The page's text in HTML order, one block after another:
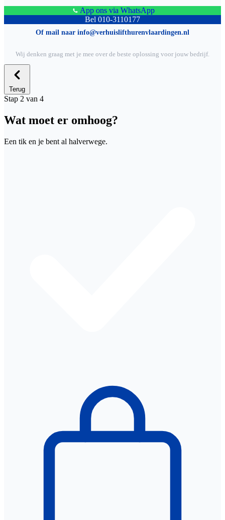
App ons via WhatsApp
Bel 010-3110177
Of mail naar info@verhuislifthurenvlaardingen.nl
Wij denken graag met je mee over de beste oplossing voor jouw bedrijf.
Terug
Stap 2 van 4
Wat moet er omhoog?
Een tik en je bent al halverwege.